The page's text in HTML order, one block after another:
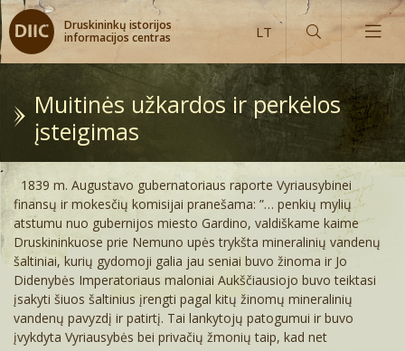
Istoriniai įvykiai
Pirmą kartą Druskininkai paminėti
Druskininkai paskelbti gydomąja vietove
Druskininkai paskelbti kurortu
Teodoras Triplinas (1813-1881)
Adomas Honoris Kirkoras (1818-1886)
Vladislovas Sirokomlė (1823-1862)
Litografijos, graviūros, piešiniai
Druskininkų vaizdų atvirukai
Mizarų meteoritas
Druskininkų istorijos
informacijos centras
Muitinės užkardos ir perkėlos
įsteigimas
1839 m. Augustavo gubernatoriaus raporte Vyriausybinei
finansų ir mokesčių komisijai pranešama: ”… penkių mylių
atstumu nuo gubernijos miesto Gardino, valdiškame kaime
Druskininkuose prie Nemuno upės trykšta mineralinių vandenų
šaltiniai, kurių gydomoji galia jau seniai buvo žinoma ir Jo
Didenybės Imperatoriaus maloniai Aukščiausiojo buvo teiktasi
įsakyti šiuos šaltinius įrengti pagal kitų žinomų mineralinių
vandenų pavyzdį ir patirtį. Tai lankytojų patogumui ir buvo
įvykdyta Vyriausybės bei privačių žmonių taip, kad net